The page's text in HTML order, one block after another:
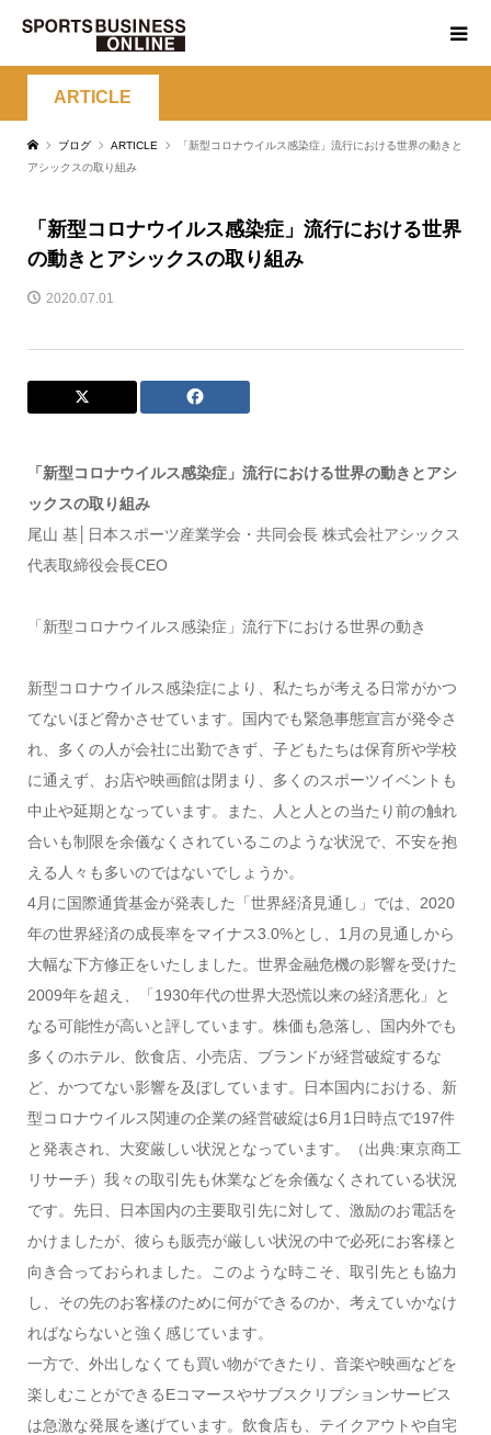
ARTICLE
ブログ ARTICLE
「新型コロナウイルス感染症」流行における世界の動きと
アシックスの取り組み
「新型コロナウイルス感染症」流行における世界
の動きとアシックスの取り組み
2020.07.01
「新型コロナウイルス感染症」流行における世界の動きとアシ
ックスの取り組み
尾山 基│日本スポーツ産業学会・共同会長 株式会社アシックス
代表取締役会長CEO
「新型コロナウイルス感染症」流行下における世界の動き
新型コロナウイルス感染症により、私たちが考える日常がかつ
てないほど脅かさせています。国内でも緊急事態宣言が発令さ
れ、多くの人が会社に出勤できず、子どもたちは保育所や学校
に通えず、お店や映画館は閉まり、多くのスポーツイベントも
中止や延期となっています。また、人と人との当たり前の触れ
合いも制限を余儀なくされているこのような状況で、不安を抱
える人々も多いのではないでしょうか。
4月に国際通貨基金が発表した「世界経済見通し」では、2020
年の世界経済の成長率をマイナス3.0%とし、1月の見通しから
大幅な下方修正をいたしました。世界金融危機の影響を受けた
2009年を超え、「1930年代の世界大恐慌以来の経済悪化」と
なる可能性が高いと評しています。株価も急落し、国内外でも
多くのホテル、飲食店、小売店、ブランドが経営破綻するな
ど、かつてない影響を及ぼしています。日本国内における、新
型コロナウイルス関連の企業の経営破綻は6月1日時点で197件
と発表され、大変厳しい状況となっています。（出典:東京商工
リサーチ）我々の取引先も休業などを余儀なくされている状況
です。先日、日本国内の主要取引先に対して、激励のお電話を
かけましたが、彼らも販売が厳しい状況の中で必死にお客様と
向き合っておられました。このような時こそ、取引先とも協力
し、その先のお客様のために何ができるのか、考えていかなけ
ればならないと強く感じています。
一方で、外出しなくても買い物ができたり、音楽や映画などを
楽しむことができるEコマースやサブスクリプションサービス
は急激な発展を遂げています。飲食店も、テイクアウトや自宅